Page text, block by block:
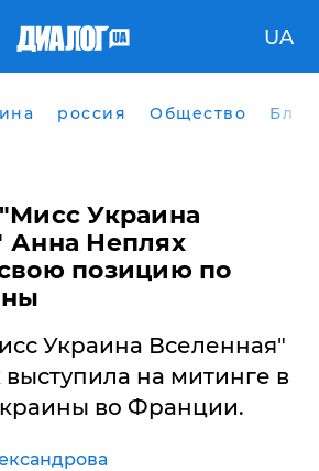
UA
россия Общество
Украина
Анна Неплях
позицию по
Украина Вселенная"
на митинге в
во Франции.